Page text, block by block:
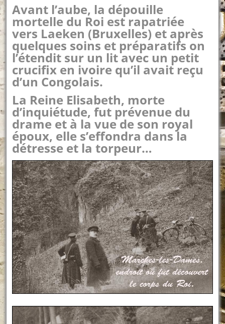
Avant l’aube, la dépouille
mortelle du Roi est rapatriée
vers Laeken (Bruxelles) et après
quelques soins et préparatifs on
l’étendit sur un lit avec un petit
crucifix en ivoire qu’il avait reçu
d’un Congolais.
La Reine Elisabeth, morte
d’inquiétude, fut prévenue du
drame et à la vue de son royal
époux, elle s’effondra dans la
détresse et la torpeur…